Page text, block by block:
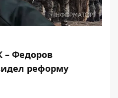
– Федоров
реформу